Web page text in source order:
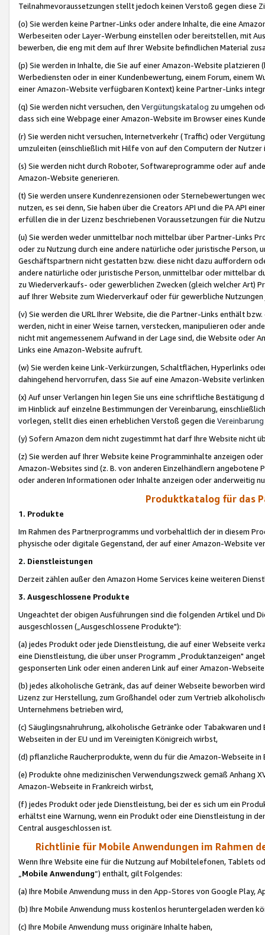
Teilnahmevoraussetzungen stellt jedoch keinen Verstoß gegen diese
(o) Sie werden keine Partner-Links oder andere Inhalte, die eine
Werbeseiten oder Layer-Werbung einstellen oder bereitstellen, mit
bewerben, die eng mit dem auf Ihrer Website befindlichen Material
(p) Sie werden in Inhalte, die Sie auf einer Amazon-Website
Werbediensten oder in einer Kundenbewertung, einem Forum, einem
einer Amazon-Website verfügbaren Kontext) keine Partner-Links
(q) Sie werden nicht versuchen, den Vergütungskatalog zu umgehen
dass sich eine Webpage einer Amazon-Website im Browser eines
(r) Sie werden nicht versuchen, Internetverkehr (Traffic) oder
umzuleiten (einschließlich mit Hilfe von auf den Computern der
(s) Sie werden nicht durch Roboter, Softwareprogramme oder auf
Amazon-Website generieren.
(t) Sie werden unsere Kundenrezensionen oder Sternebewertungen
nutzen, es sei denn, Sie haben über die Creators API und die PA API
erfüllen die in der Lizenz beschriebenen Voraussetzungen für die
(u) Sie werden weder unmittelbar noch mittelbar über Partner-Links
oder zu Nutzung durch eine andere natürliche oder juristische
Geschäftspartnern nicht gestatten bzw. diese nicht dazu auffordern
andere natürliche oder juristische Person, unmittelbar oder mittelbar
zu Wiederverkaufs- oder gewerblichen Zwecken (gleich welcher Art)
auf Ihrer Website zum Wiederverkauf oder für gewerbliche
(v) Sie werden die URL Ihrer Website, die die Partner-Links enthält
werden, nicht in einer Weise tarnen, verstecken, manipulieren oder
nicht mit angemessenem Aufwand in der Lage sind, die Website oder
Links eine Amazon-Website aufruft.
(w) Sie werden keine Link-Verkürzungen, Schaltflächen, Hyperlinks
dahingehend hervorrufen, dass Sie auf eine Amazon-Website
(x) Auf unser Verlangen hin legen Sie uns eine schriftliche
im Hinblick auf einzelne Bestimmungen der Vereinbarung,
vorlegen, stellt dies einen erheblichen Verstoß gegen die Vereinbarung
(y) Sofern Amazon dem nicht zugestimmt hat darf Ihre Website nicht
(z) Sie werden auf Ihrer Website keine Programminhalte anzeigen
Amazon-Websites sind (z. B. von anderen Einzelhändlern
oder anderen Informationen oder Inhalte anzeigen oder anderweitig
Produktkatalog für das
1. Produkte
Im Rahmen des Partnerprogramms und vorbehaltlich der in diesem
physische oder digitale Gegenstand, der auf einer Amazon-Website
2. Dienstleistungen
Derzeit zählen außer den Amazon Home Services keine weiteren
3. Ausgeschlossene Produkte
Ungeachtet der obigen Ausführungen sind die folgenden Artikel und
ausgeschlossen („Ausgeschlossene Produkte"):
(a) jedes Produkt oder jede Dienstleistung, die auf einer Webseite
eine Dienstleistung, die über unser Programm „Produktanzeigen"
gesponserten Link oder einen anderen Link auf einer Amazon-
(b) jedes alkoholische Getränk, das auf deiner Webseite beworben
Lizenz zur Herstellung, zum Großhandel oder zum Vertrieb
Unternehmens betrieben wird,
(c) Säuglingsnahruhrung, alkoholische Getränke oder Tabakwaren
Webseiten in der EU und im Vereinigten Königreich wirbst,
(d) pflanzliche Raucherprodukte, wenn du für die Amazon-Webseite in
(e) Produkte ohne medizinischen Verwendungszweck gemäß Anhang
Amazon-Webseite in Frankreich wirbst,
(f) jedes Produkt oder jede Dienstleistung, bei der es sich um ein
erhältst eine Warnung, wenn ein Produkt oder eine Dienstleistung in
Central ausgeschlossen ist.
Richtlinie für Mobile Anwendungen im Rahmen
Wenn Ihre Website eine für die Nutzung auf Mobiltelefonen, Tablets
„Mobile Anwendung“) enthält, gilt Folgendes:
(a) Ihre Mobile Anwendung muss in den App-Stores von Google Play,
(b) Ihre Mobile Anwendung muss kostenlos heruntergeladen werden
(c) Ihre Mobile Anwendung muss originäre Inhalte haben,